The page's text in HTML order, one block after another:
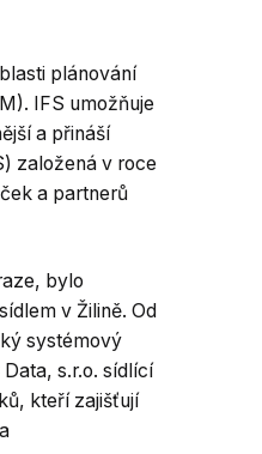
plánování
IFS umožňuje
a přináší
založená v roce
a partnerů
bylo
v Žilině. Od
systémový
s.r.o. sídlící
kteří zajišťují